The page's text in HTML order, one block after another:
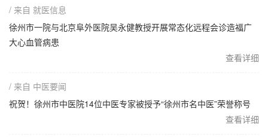
/ 来自 就医信息
徐州市一院与北京阜外医院吴永健教授开展常态化远程会诊造福广
大心血管病患
查看详细
/ 来自 中医要闻
祝贺！徐州市中医院14位中医专家被授予“徐州市名中医”荣誉称号
查看详细